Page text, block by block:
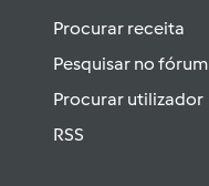
Procurar receita
Pesquisar no fórum
Procurar utilizador
RSS